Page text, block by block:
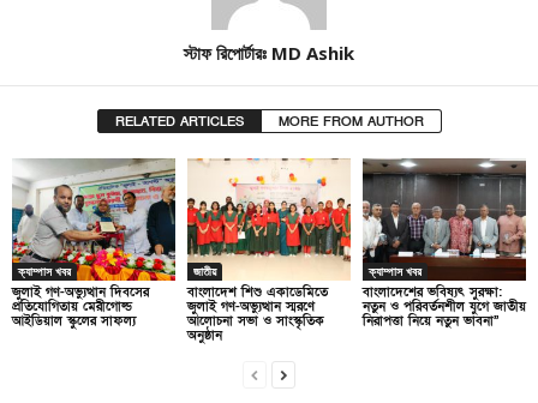
স্টাফ রিপোর্টারঃ MD Ashik
RELATED ARTICLES MORE FROM AUTHOR
ক্যাম্পাস খবর
জুলাই গণ-অভ্যুত্থান দিবসের
প্রতিযোগিতায় মেরীগোল্ড
আইডিয়াল স্কুলের সাফল্য
জাতীয়
বাংলাদেশ শিশু একাডেমিতে
জুলাই গণ-অভ্যুত্থান স্মরণে
আলোচনা সভা ও সাংস্কৃতিক
অনুষ্ঠান
ক্যাম্পাস খবর
বাংলাদেশের ভবিষ্যৎ সুরক্ষা:
নতুন ও পরিবর্তনশীল যুগে জাতীয়
নিরাপত্তা নিয়ে নতুন ভাবনা”